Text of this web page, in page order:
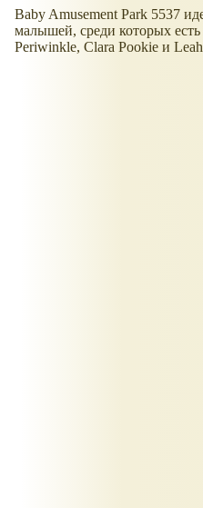
Baby Amusement Park 5537
малышей, среди которых
Periwinkle, Clara Pookie и